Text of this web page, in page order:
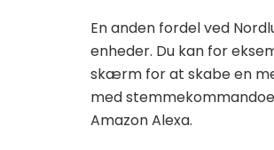
En anden fordel ved
enheder. Du kan for
skærm for at skabe en
med
Amazon Alexa.